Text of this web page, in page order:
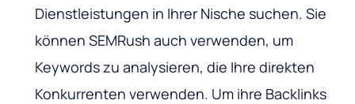
Dienstleistungen in Ihrer Nische suchen. Sie
können SEMRush auch verwenden, um
Keywords zu analysieren, die Ihre direkten
Konkurrenten verwenden. Um ihre Backlinks